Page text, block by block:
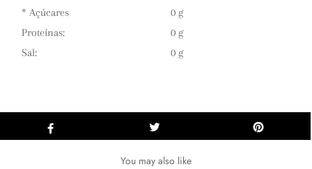
* Açúcares
0 g
Proteínas:
0 g
Sal:
0 g
You may also like